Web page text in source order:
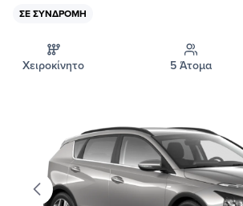
ΣΕ ΣΥΝΔΡΟΜΉ
Χειροκίνητο 5 Άτομα